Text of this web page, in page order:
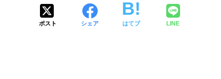
ポスト シェア はてブ LINE